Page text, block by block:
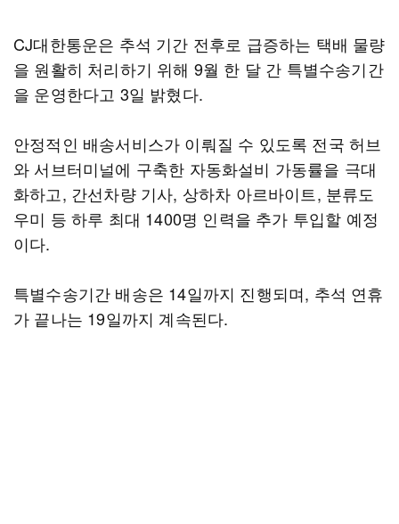
CJ대한통운은 추석 기간 전후로 급증하는 택배 물량
을 원활히 처리하기 위해 9월 한 달 간 특별수송기간
을 운영한다고 3일 밝혔다.
안정적인 배송서비스가 이뤄질 수 있도록 전국 허브
와 서브터미널에 구축한 자동화설비 가동률을 극대
화하고, 간선차량 기사, 상하차 아르바이트, 분류도
우미 등 하루 최대 1400명 인력을 추가 투입할 예정
이다.
특별수송기간 배송은 14일까지 진행되며, 추석 연휴
가 끝나는 19일까지 계속된다.